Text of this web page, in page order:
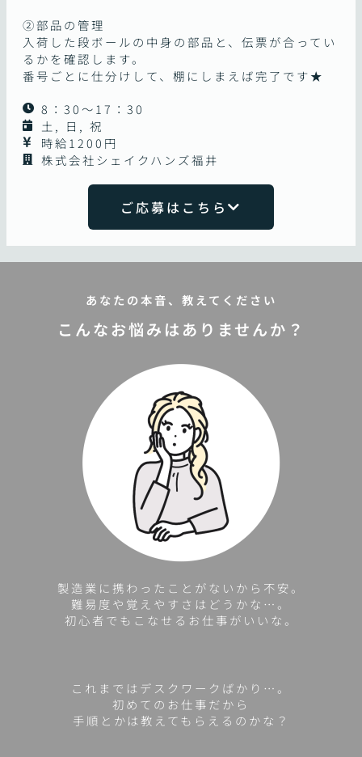
②部品の管理
入荷した段ボールの中身の部品と、伝票が合ってい
るかを確認します。
番号ごとに仕分けして、棚にしまえば完了です★
8：30～17：30
土, 日, 祝
時給1200円
株式会社シェイクハンズ福井
ご応募はこちら
あなたの本音、教えてください
こんなお悩みはありませんか？
製造業に携わったことがないから不安。
難易度や覚えやすさはどうかな…。
初心者でもこなせるお仕事がいいな。
これまではデスクワークばかり…。
初めてのお仕事だから
手順とかは教えてもらえるのかな？